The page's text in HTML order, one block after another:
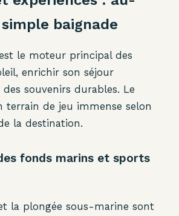
baignade
le moteur principal des
enrichir son séjour
des souvenirs durables. Le
de jeu immense selon
la destination.
fonds marins et sports
la plongée sous-marine sont